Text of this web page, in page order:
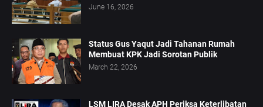
June 16, 2026
Status Gus Yaqut Jadi Tahanan Rumah
Membuat KPK Jadi Sorotan Publik
March 22, 2026
LSM LIRA Desak APH Periksa Keterlibatan